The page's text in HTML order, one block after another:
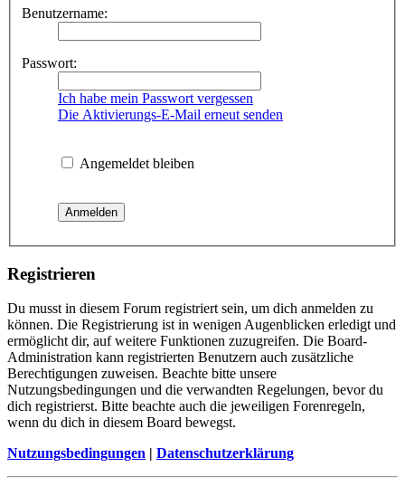
Benutzername:
Passwort:
Ich habe mein Passwort vergessen
Die Aktivierungs-E-Mail erneut senden
Angemeldet bleiben
Registrieren
Du musst in diesem Forum registriert sein, um dich anmelden zu
können. Die Registrierung ist in wenigen Augenblicken erledigt und
ermöglicht dir, auf weitere Funktionen zuzugreifen. Die Board-
Administration kann registrierten Benutzern auch zusätzliche
Berechtigungen zuweisen. Beachte bitte unsere
Nutzungsbedingungen und die verwandten Regelungen, bevor du
dich registrierst. Bitte beachte auch die jeweiligen Forenregeln,
wenn du dich in diesem Board bewegst.
Nutzungsbedingungen | Datenschutzerklärung